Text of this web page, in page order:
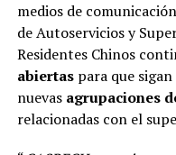
medios de
de Autoservicios y
Residentes Chinos
abiertaspara que sigan
nuevas agrupaciones
relacionadas con el